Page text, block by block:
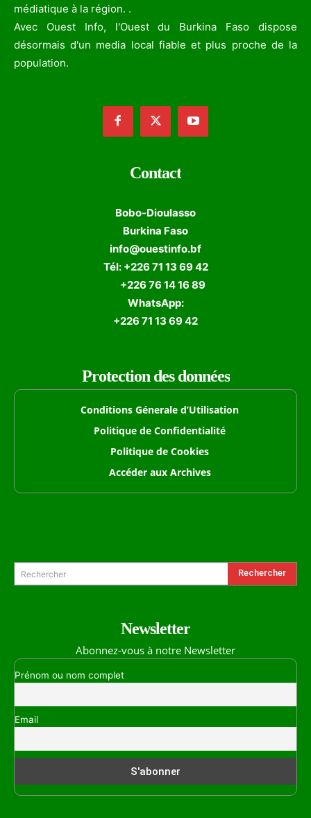
médiatique à la région. .
Avec Ouest Info, l'Ouest du Burkina Faso dispose
désormais d'un media local fiable et plus proche de la
population.
Contact
Bobo-Dioulasso
Burkina Faso
info@ouestinfo.bf
Tél: +226 71 13 69 42
+226 76 14 16 89
WhatsApp:
+226 71 13 69 42
Protection des données
Conditions Génerale d’Utilisation
Politique de Confidentialité
Politique de Cookies
Accéder aux Archives
Rechercher Rechercher
Newsletter
Abonnez-vous à notre Newsletter
Prénom ou nom complet
Email